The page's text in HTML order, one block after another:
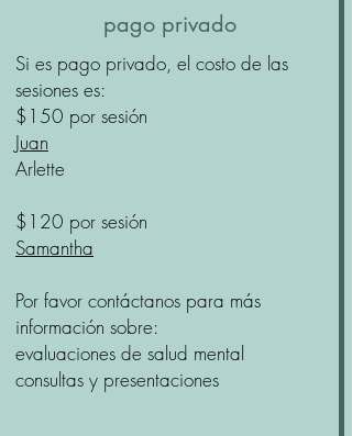
pago privado
Si es pago privado, el costo de las
sesiones es:
$150 por sesión
Juan
Arlette
$120 por sesión
Samantha
Por favor contáctanos para más
información sobre:
evaluaciones de salud mental
consultas y presentaciones